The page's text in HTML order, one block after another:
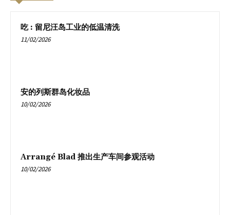
吃 : 留尼汪岛工业的低温清洗
11/02/2026
安的列斯群岛化妆品
10/02/2026
Arrangé Blad 推出生产车间参观活动
10/02/2026